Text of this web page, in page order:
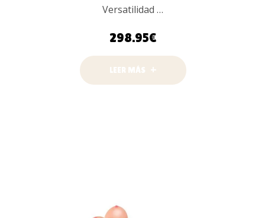
Versatilidad …
298.95€
LEER MÁS